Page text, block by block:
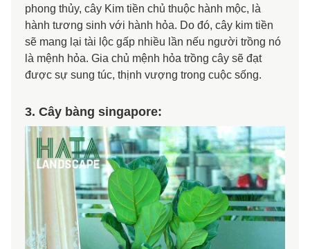
phong thủy, cây Kim tiền chủ thuộc hành mộc, là
hành tương sinh với hành hỏa. Do đó, cây kim tiền
sẽ mang lại tài lộc gấp nhiều lần nếu người trồng nó
là mệnh hỏa. Gia chủ mệnh hỏa trồng cây sẽ đạt
được sự sung túc, thịnh vượng trong cuộc sống.
3. Cây bàng singapore: